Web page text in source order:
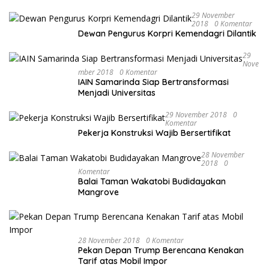
29 November
2018 0 Komentar
Dewan Pengurus Korpri Kemendagri Dilantik
29
Nove
Mber 2018 0 Komentar
IAIN Samarinda Siap Bertransformasi
Menjadi Universitas
29 November 2018 0
Komentar
Pekerja Konstruksi Wajib Bersertifikat
28 November
2018 0
Komentar
Balai Taman Wakatobi Budidayakan
Mangrove
28 November 2018 0 Komentar
Pekan Depan Trump Berencana Kenakan
Tarif atas Mobil Impor